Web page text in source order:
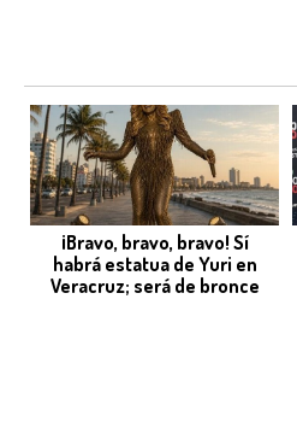
¡Bravo, bravo, bravo! Sí
habrá estatua de Yuri en
Veracruz; será de bronce